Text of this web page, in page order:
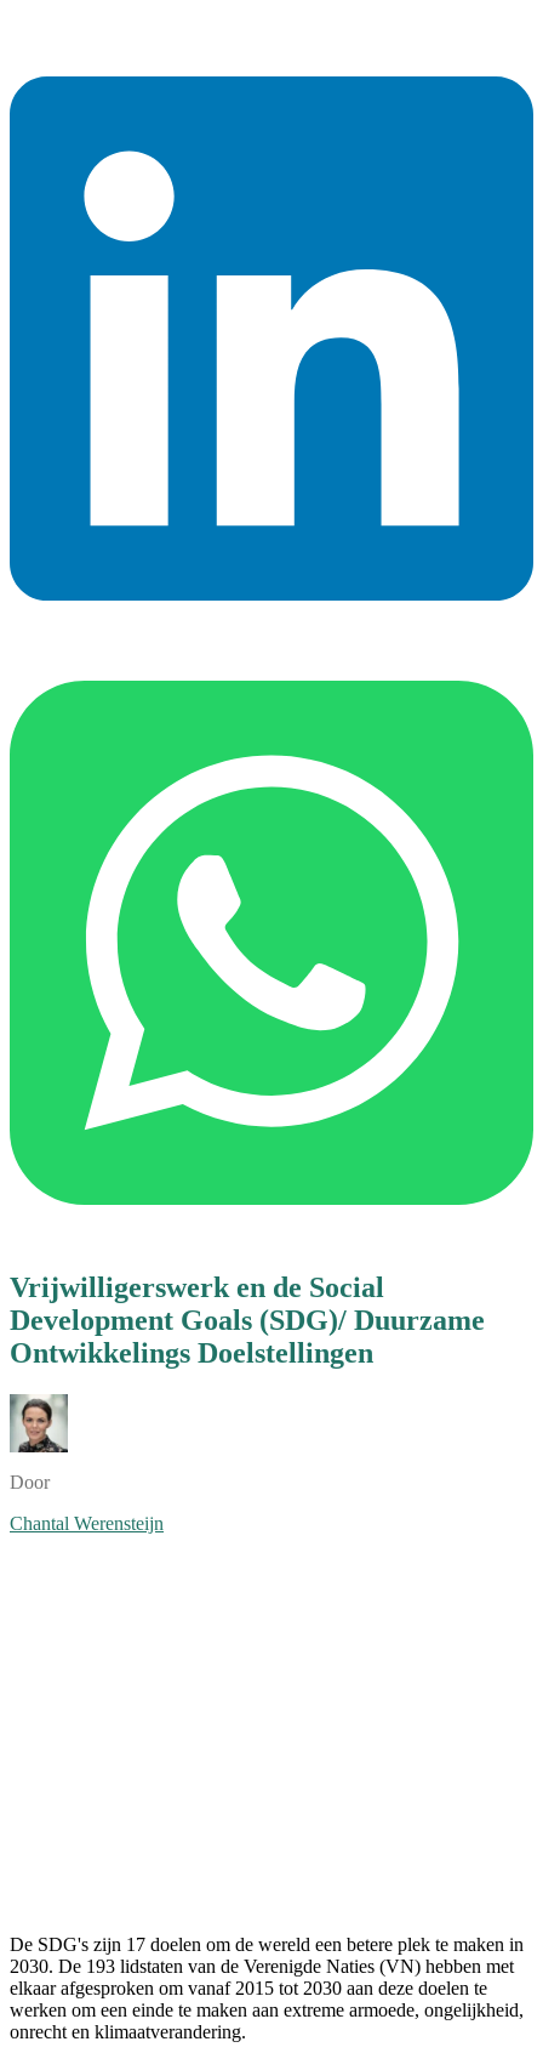
Vrijwilligerswerk en de Social
Development Goals (SDG)/ Duurzame
Ontwikkelings Doelstellingen
Door
Chantal Werensteijn
De SDG's zijn 17 doelen om de wereld een betere plek te maken in
2030. De 193 lidstaten van de Verenigde Naties (VN) hebben met
elkaar afgesproken om vanaf 2015 tot 2030 aan deze doelen te
werken om een einde te maken aan extreme armoede, ongelijkheid,
onrecht en klimaatverandering.